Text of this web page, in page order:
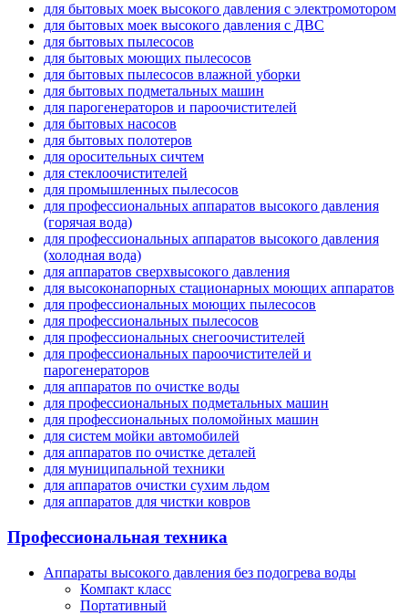
для бытовых моек высокого давления с электромотором
для бытовых моек высокого давления с ДВС
для бытовых пылесосов
для бытовых моющих пылесосов
для бытовых пылесосов влажной уборки
для бытовых подметальных машин
для парогенераторов и пароочистителей
для бытовых насосов
для бытовых полотеров
для оросительных сичтем
для стеклоочистителей
для промышленных пылесосов
для профессиональных аппаратов высокого давления
(горячая вода)
для профессиональных аппаратов высокого давления
(холодная вода)
для аппаратов сверхвысокого давления
для высоконапорных стационарных моющих аппаратов
для профессиональных моющих пылесосов
для профессиональных пылесосов
для профессиональных снегоочистителей
для профессиональных пароочистителей и
парогенераторов
для аппаратов по очистке воды
для профессиональных подметальных машин
для профессиональных поломойных машин
для систем мойки автомобилей
для аппаратов по очистке деталей
для муниципальной техники
для аппаратов очистки сухим льдом
для аппаратов для чистки ковров
Профессиональная техника
Аппараты высокого давления без подогрева воды
Компакт класс
Портативный